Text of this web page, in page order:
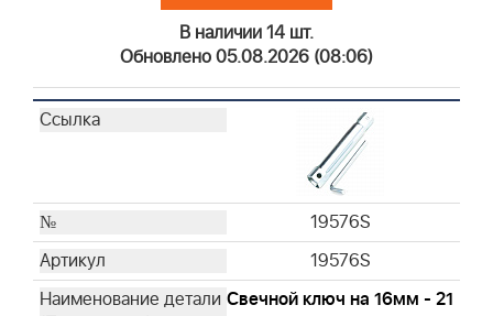
4215
4237
4238
4240
В наличии 14 шт.
Обновлено 05.08.2026 (08:06)
19576S
19576S
Свечной ключ на 16мм - 21